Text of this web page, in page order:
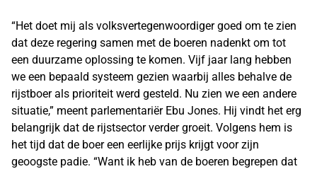
“Het doet mij als volksvertegenwoordiger goed om te zien
dat deze regering samen met de boeren nadenkt om tot
een duurzame oplossing te komen. Vijf jaar lang hebben
we een bepaald systeem gezien waarbij alles behalve de
rijstboer als prioriteit werd gesteld. Nu zien we een andere
situatie,” meent parlementariër Ebu Jones. Hij vindt het erg
belangrijk dat de rijstsector verder groeit. Volgens hem is
het tijd dat de boer een eerlijke prijs krijgt voor zijn
geoogste padie. “Want ik heb van de boeren begrepen dat